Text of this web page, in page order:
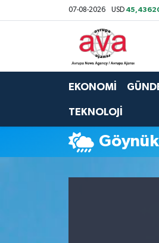
07-08-2026 USD
EKONOMİ
TEKNOLOJİ
Nöbetçi Eczaneler
Namaz Vakitleri
Trafik Durumu